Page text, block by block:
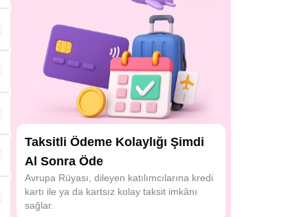
Taksitli Ödeme Kolaylığı Şimdi
Al Sonra Öde
Avrupa Rüyası, dileyen katılımcılarına kredi
kartı ile ya da kartsız kolay taksit imkânı
sağlar.